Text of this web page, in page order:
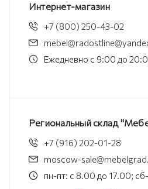
Интернет-магазин
+7 (800) 250-43-02
Ежедневно с 9:00 до
Региональный склад
+7 (916) 202-01-28
moscow-
пн-пт: с 8.00 до 17.00;